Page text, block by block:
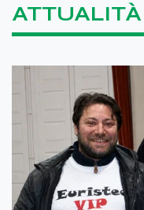
ATTUALITÀ